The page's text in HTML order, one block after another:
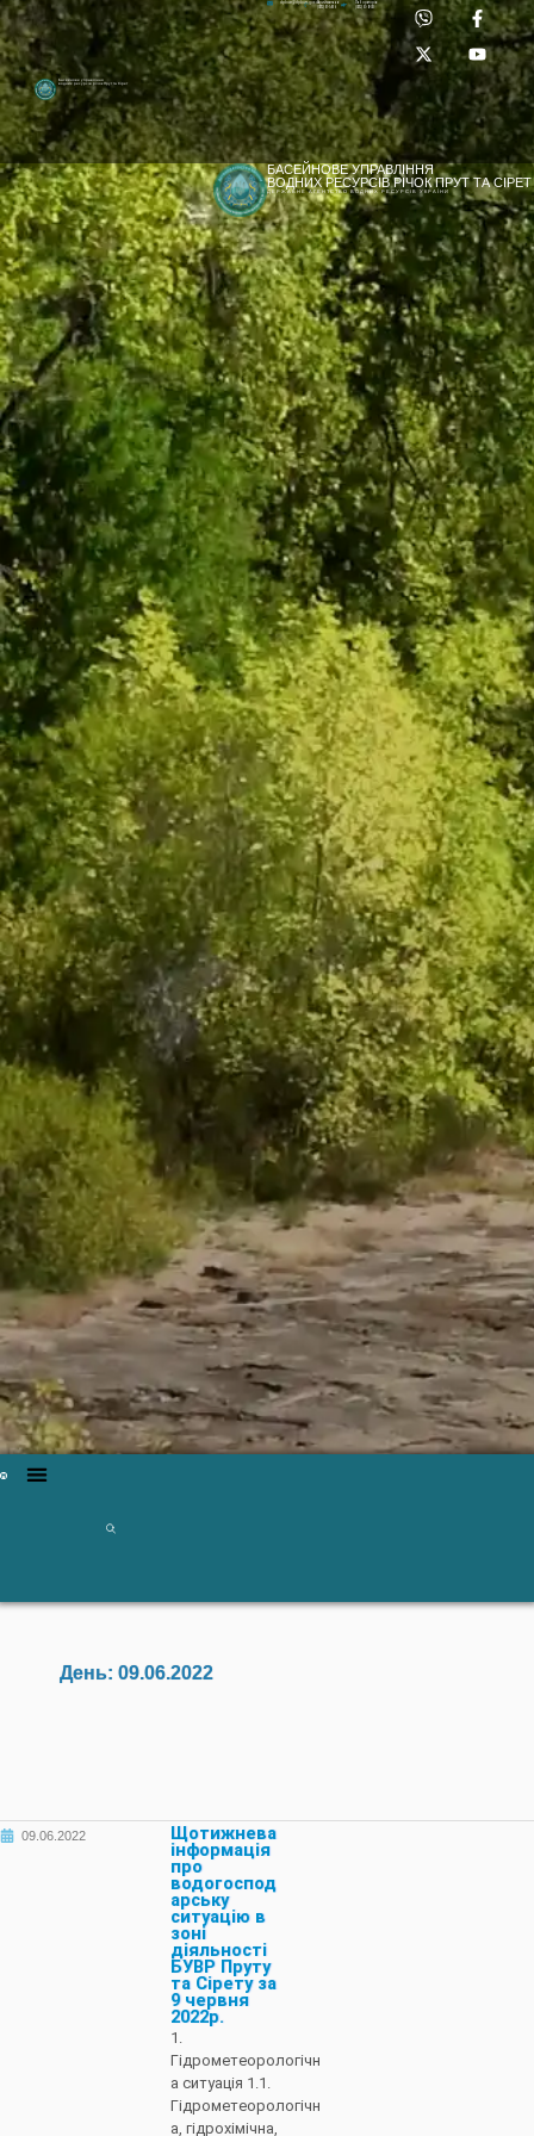
[newyear_garland]
Басейнове управління
водних ресурсів річок Прут та Сірет
Лабораторія:
(0372) 53-92-00
dpbuvr@dpbuvr.gov.uaПриймальня:
(0372) 51-14-56
БАСЕЙНОВЕ УПРАВЛІННЯ
ВОДНИХ РЕСУРСІВ РІЧОК ПРУТ ТА СІРЕТ
ДЕРЖАВНЕ АГЕНТСТВО ВОДНИХ РЕСУРСІВ УКРАЇНИ
День: 09.06.2022
09.06.2022
Щотижнева
інформація
про
водогоспод
арську
ситуацію в
зоні
діяльності
БУВР Пруту
та Сірету за
9 червня
2022р.
1.
Гідрометеорологічн
а ситуація 1.1.
Гідрометеорологічн
а, гідрохімічна,